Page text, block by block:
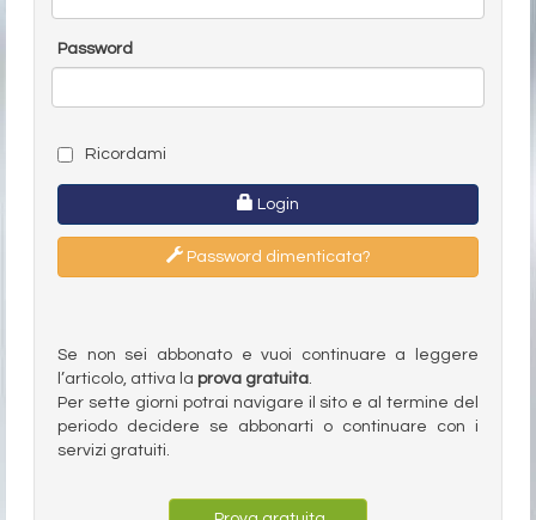
Password
Ricordami
Login
Password dimenticata?
Se non sei abbonato e vuoi continuare a leggere
l’articolo, attiva la prova gratuita.
Per sette giorni potrai navigare il sito e al termine del
periodo decidere se abbonarti o continuare con i
servizi gratuiti.